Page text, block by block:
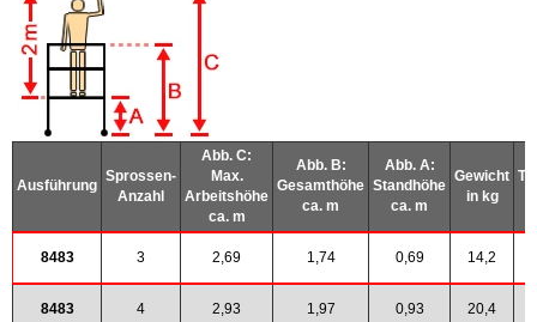
Ausführung
Sprossen-
Anzahl
Abb. C:
Max.
Arbeitshöhe
ca. m
Abb. B:
Gesamthöhe
ca. m
Abb. A:
Standhöhe
ca. m
Gewicht
in kg
8483 3 2,69 1,74 0,69 14,2
8483 4 2,93 1,97 0,93 20,4